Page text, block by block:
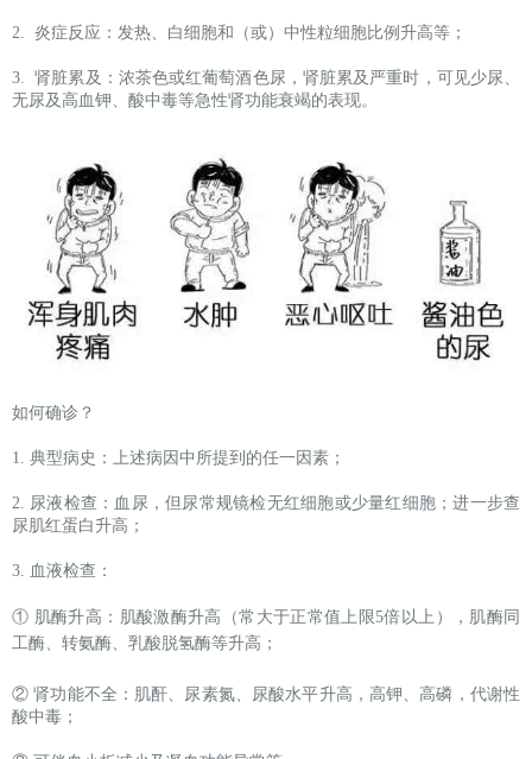
2. 炎症反应：发热、白细胞和（或）中性粒细胞比例升高等；
3. 肾脏累及：浓茶色或红葡萄酒色尿，肾脏累及严重时，可见少尿、
无尿及高血钾、酸中毒等急性肾功能衰竭的表现。
如何确诊？
1. 典型病史：上述病因中所提到的任一因素；
2. 尿液检查：血尿，但尿常规镜检无红细胞或少量红细胞；进一步查
尿肌红蛋白升高；
3. 血液检查：
① 肌酶升高：肌酸激酶升高（常大于正常值上限5倍以上），肌酶同
工酶、转氨酶、乳酸脱氢酶等升高；
② 肾功能不全：肌酐、尿素氮、尿酸水平升高，高钾、高磷，代谢性
酸中毒；